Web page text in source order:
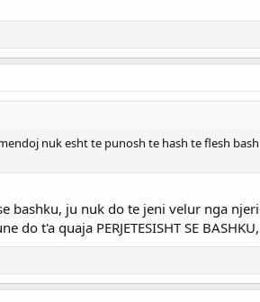
nuk esht te punosh te hash te flesh
bashku, ju nuk do te jeni velur nga
t'a quaja PERJETESISHT SE BASHKU,